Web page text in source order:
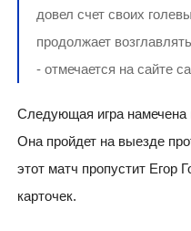
довел счет своих
продолжает
- отмечается на сайте
Следующая игра намечена
Она пройдет на выезде
этот матч пропустит Егор
карточек.